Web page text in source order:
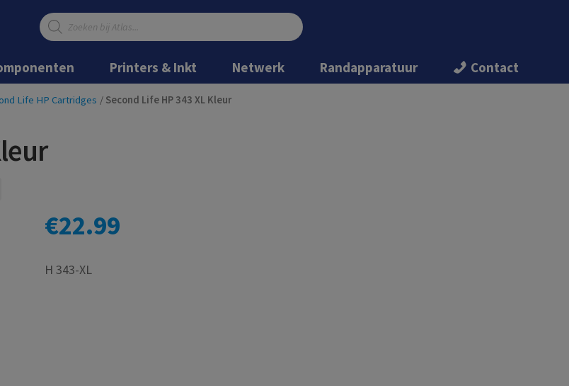
Ga
naar
navigatie
Ga
inhoud
Producten
zoeken
Printers & Inkt Netwerk Randapparatuur Contact
Life HP Cartridges / Second Life HP 343 XL Kleur
€22.99
H 343-XL